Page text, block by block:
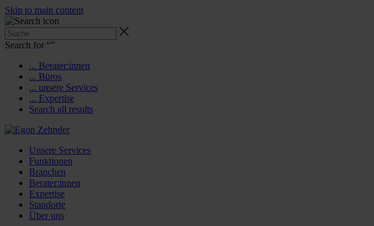
Skip to main content
Search for “”
... Berater:innen
... Büros
... unsere Services
... Expertise
Search all results
Unsere Services
Funktionen
Branchen
Berater:innen
Expertise
Standorte
Über uns